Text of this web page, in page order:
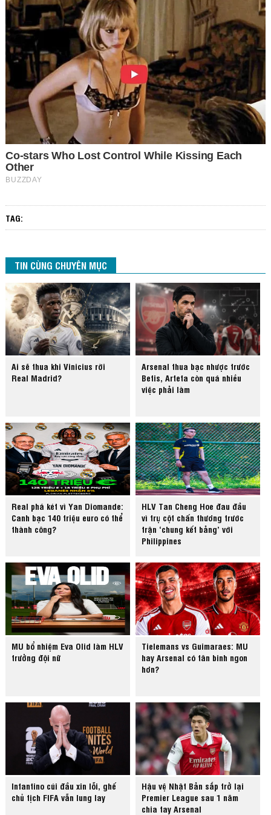
TAG:
TIN CÙNG CHUYÊN MỤC
Ai sẽ thua khi Vinicius rời
Real Madrid?
Arsenal thua bạc nhược trước
Betis, Arteta còn quá nhiều
việc phải làm
Real phá két vì Yan Diomande:
Canh bạc 140 triệu euro có thể
thành công?
HLV Tan Cheng Hoe đau đầu
vì trụ cột chấn thương trước
trận ‘chung kết bảng’ với
Philippines
MU bổ nhiệm Eva Olid làm HLV
trưởng đội nữ
Tielemans vs Guimaraes: MU
hay Arsenal có tân binh ngon
hơn?
Infantino cúi đầu xin lỗi, ghế
chủ tịch FIFA vẫn lung lay
Hậu vệ Nhật Bản sắp trở lại
Premier League sau 1 năm
chia tay Arsenal